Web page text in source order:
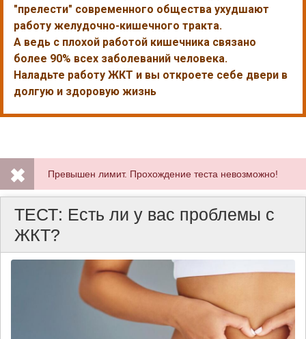
"прелести" современного общества ухудшают
работу желудочно-кишечного тракта.
А ведь с плохой работой кишечника связано
более 90% всех заболеваний человека.
Наладьте работу ЖКТ и вы откроете себе двери в
долгую и здоровую жизнь